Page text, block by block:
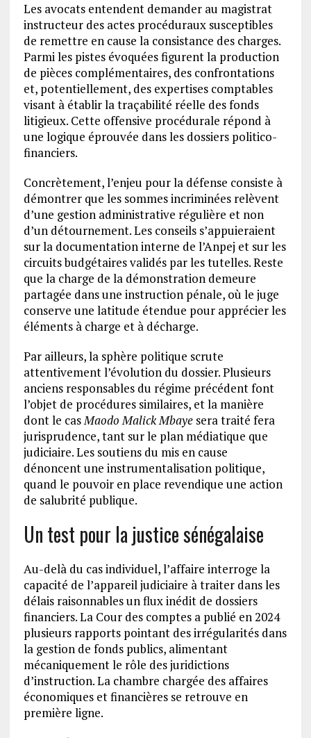
Les avocats entendent demander au magistrat
instructeur des actes procéduraux susceptibles
de remettre en cause la consistance des charges.
Parmi les pistes évoquées figurent la production
de pièces complémentaires, des confrontations
et, potentiellement, des expertises comptables
visant à établir la traçabilité réelle des fonds
litigieux. Cette offensive procédurale répond à
une logique éprouvée dans les dossiers politico-
financiers.
Concrètement, l’enjeu pour la défense consiste à
démontrer que les sommes incriminées relèvent
d’une gestion administrative régulière et non
d’un détournement. Les conseils s’appuieraient
sur la documentation interne de l’Anpej et sur les
circuits budgétaires validés par les tutelles. Reste
que la charge de la démonstration demeure
partagée dans une instruction pénale, où le juge
conserve une latitude étendue pour apprécier les
éléments à charge et à décharge.
Par ailleurs, la sphère politique scrute
attentivement l’évolution du dossier. Plusieurs
anciens responsables du régime précédent font
l’objet de procédures similaires, et la manière
dont le casMaodo Malick Mbayesera traité fera
jurisprudence, tant sur le plan médiatique que
judiciaire. Les soutiens du mis en cause
dénoncent une instrumentalisation politique,
quand le pouvoir en place revendique une action
de salubrité publique.
Un test pour la justice sénégalaise
Au-delà du cas individuel, l’affaire interroge la
capacité de l’appareil judiciaire à traiter dans les
délais raisonnables un flux inédit de dossiers
financiers. La Cour des comptes a publié en 2024
plusieurs rapports pointant des irrégularités dans
la gestion de fonds publics, alimentant
mécaniquement le rôle des juridictions
d’instruction. La chambre chargée des affaires
économiques et financières se retrouve en
première ligne.